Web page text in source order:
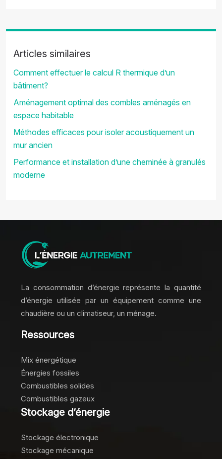
Articles similaires
Comment effectuer le calcul R thermique d’un
bâtiment?
Aménagement optimal des combles aménagés en
espace habitable
Méthodes efficaces pour isoler acoustiquement un
mur ancien
Performance et installation d’une cheminée à granulés
moderne
La consommation d’énergie représente la quantité
d’énergie utilisée par un équipement comme une
chaudière ou un climatiseur, un ménage.
Ressources
Mix énergétique
Énergies fossiles
Combustibles solides
Combustibles gazeux
Stockage d’énergie
Stockage électronique
Stockage mécanique